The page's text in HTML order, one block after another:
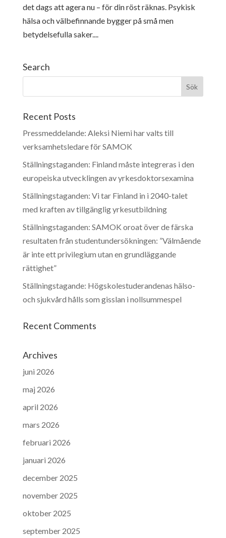
det dags att agera nu – för din röst räknas. Psykisk
hälsa och välbefinnande bygger på små men
betydelsefulla saker....
Search
Recent Posts
Pressmeddelande: Aleksi Niemi har valts till
verksamhetsledare för SAMOK
Ställningstaganden: Finland måste integreras i den
europeiska utvecklingen av yrkesdoktorsexamina
Ställningstaganden: Vi tar Finland in i 2040-talet
med kraften av tillgänglig yrkesutbildning
Ställningstaganden: SAMOK oroat över de färska
resultaten från studentundersökningen: ”Välmående
är inte ett privilegium utan en grundläggande
rättighet”
Ställningstagande: Högskolestuderandenas hälso-
och sjukvård hålls som gisslan i nollsummespel
Recent Comments
Archives
juni 2026
maj 2026
april 2026
mars 2026
februari 2026
januari 2026
december 2025
november 2025
oktober 2025
september 2025